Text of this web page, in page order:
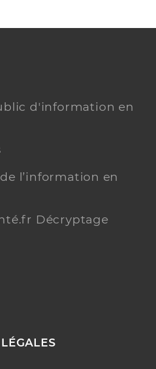
d'information en
l’information en
Décryptage